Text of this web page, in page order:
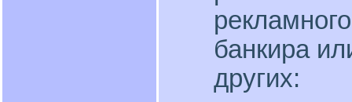
банкира
других: